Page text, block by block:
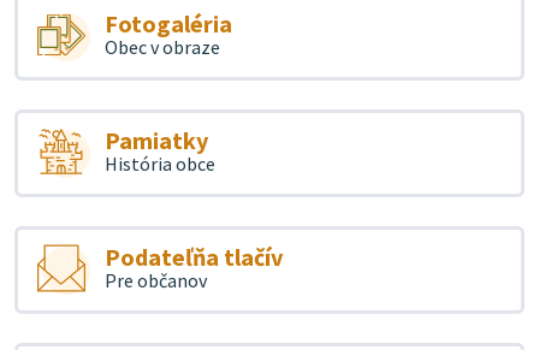
Fotogaléria
Obec v obraze
Pamiatky
História obce
Podateľňa tlačív
Pre občanov